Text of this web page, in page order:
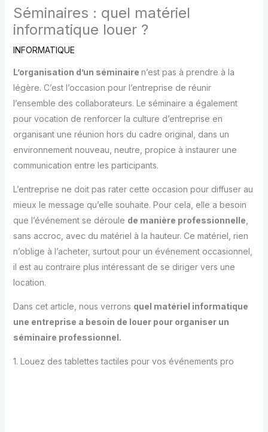
Séminaires : quel matériel
informatique louer ?
INFORMATIQUE
L’organisation d’un séminaire n’est pas à prendre à la
légère. C’est l’occasion pour l’entreprise de réunir
l’ensemble des collaborateurs. Le séminaire a également
pour vocation de renforcer la culture d’entreprise en
organisant une réunion hors du cadre original, dans un
environnement nouveau, neutre, propice à instaurer une
communication entre les participants.
L’entreprise ne doit pas rater cette occasion pour diffuser au
mieux le message qu’elle souhaite. Pour cela, elle a besoin
que l’événement se déroule de manière professionnelle
sans accroc, avec du matériel à la hauteur. Ce matériel, rien
n’oblige à l’acheter, surtout pour un événement occasionnel,
il est au contraire plus intéressant de se diriger vers une
location.
Dans cet article, nous verrons quel matériel informatique
une entreprise a besoin de louer pour organiser un
séminaire professionnel.
1. Louez des tablettes tactiles pour vos événements pro